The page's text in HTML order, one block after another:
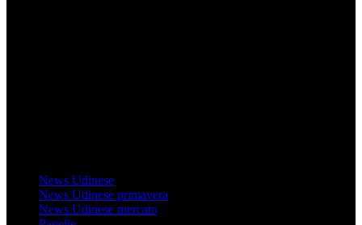
News Udinese
News Udinese primavera
News Udinese mercato